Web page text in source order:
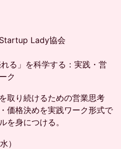
Lady協会
る」を科学する：実践・営
ク
取り続けるための営業思考
価格決めを実践ワーク形式で
を身につける。
）